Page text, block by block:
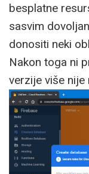
besplatne
sasvim
donositi neki
Nakon toga ni
verzije više nije